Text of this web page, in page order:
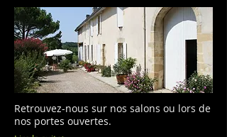
Retrouvez-nous sur nos salons ou lors de
nos portes ouvertes.